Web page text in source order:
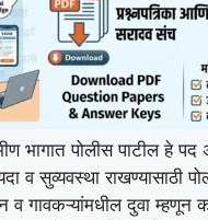
भागात पोलीस पाटील हे
व सुव्यवस्था राखण्यासाठी
गावकऱ्यांमधील दुवा म्हणून